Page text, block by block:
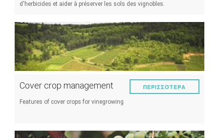
d'herbicides et aider à préserver les sols des vignobles.
Cover crop management
Features of cover crops for vinegrowing
ΠΕΡΙΣΣΌΤΕΡΑ